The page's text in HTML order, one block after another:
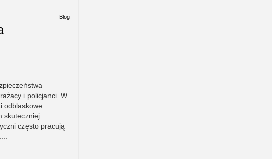
Blog
i policjanci. W
odblaskowe
skuteczniej
często pracują